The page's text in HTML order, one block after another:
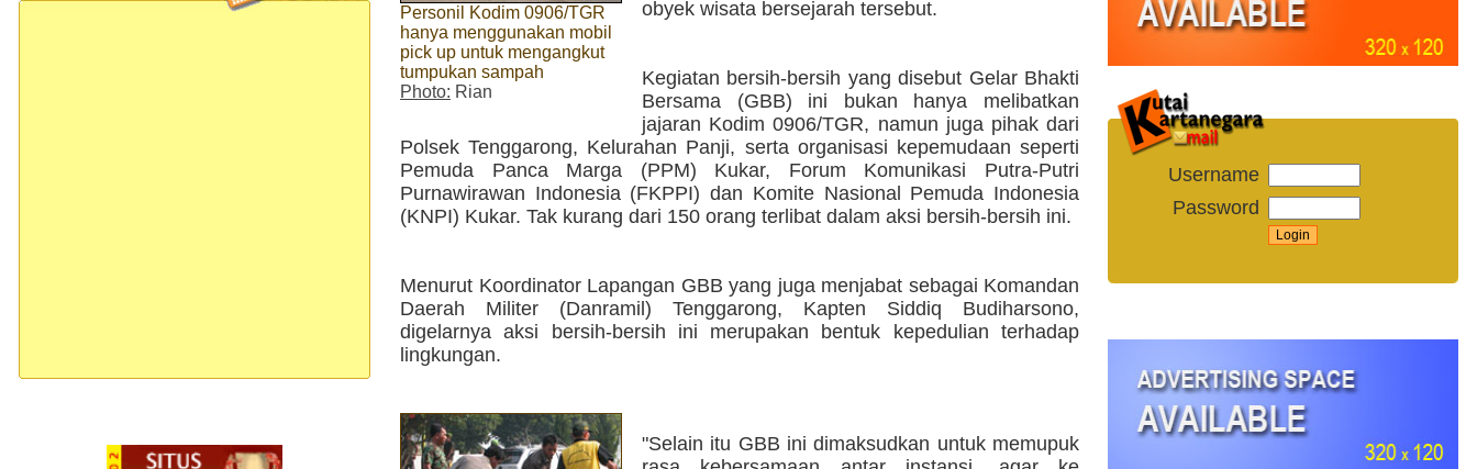
Personil Kodim 0906/TGR
hanya menggunakan mobil
pick up untuk mengangkut
tumpukan sampah
Photo: Rian
obyek wisata bersejarah tersebut.
Kegiatan bersih-bersih yang disebut Gelar Bhakti
Bersama (GBB) ini bukan hanya melibatkan
jajaran Kodim 0906/TGR, namun juga pihak dari
Polsek Tenggarong, Kelurahan Panji, serta organisasi kepemudaan seperti
Pemuda Panca Marga (PPM) Kukar, Forum Komunikasi Putra-Putri
Purnawirawan Indonesia (FKPPI) dan Komite Nasional Pemuda Indonesia
(KNPI) Kukar. Tak kurang dari 150 orang terlibat dalam aksi bersih-bersih ini.
Menurut Koordinator Lapangan GBB yang juga menjabat sebagai Komandan
Daerah Militer (Danramil) Tenggarong, Kapten Siddiq Budiharsono,
digelarnya aksi bersih-bersih ini merupakan bentuk kepedulian terhadap
lingkungan.
"Selain itu GBB ini dimaksudkan untuk memupuk
Username
Password